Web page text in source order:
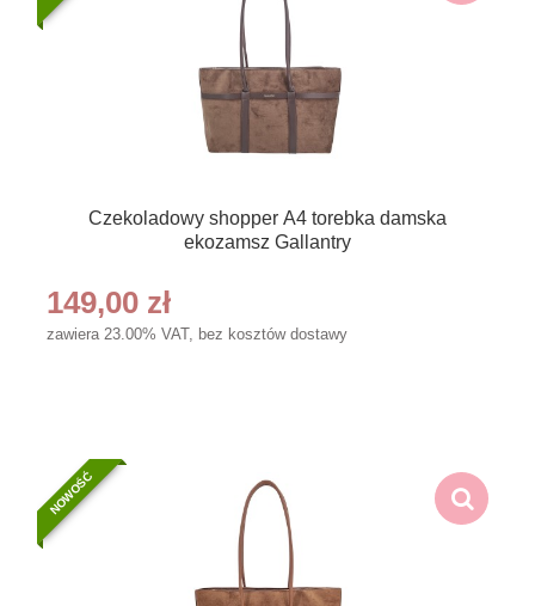
Czekoladowy shopper A4 torebka damska
ekozamsz Gallantry
149,00 zł
zawiera 23.00% VAT, bez kosztów dostawy
NOWOŚĆ